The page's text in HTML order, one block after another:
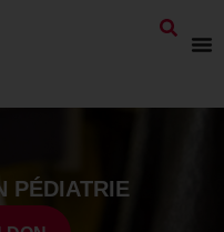
PÉDIATRIE